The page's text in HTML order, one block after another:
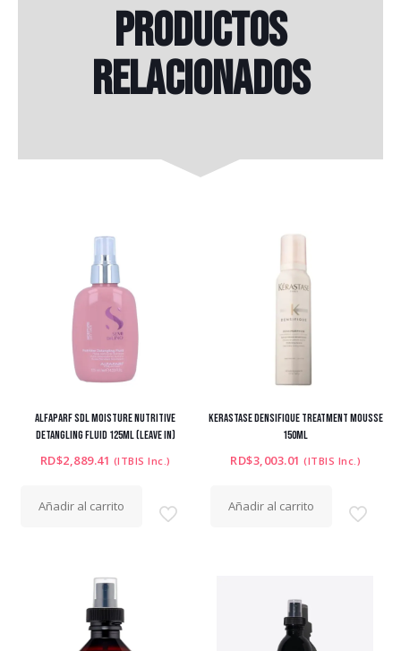
Productos
relacionados
ALFAPARF SDL MOISTURE NUTRITIVE
DETANGLING FLUID 125ML (LEAVE IN)
RD$2,889.41 (ITBIS Inc.)
Añadir al carrito
KERASTASE DENSIFIQUE TREATMENT MOUSSE
150ML
RD$3,003.01 (ITBIS Inc.)
Añadir al carrito